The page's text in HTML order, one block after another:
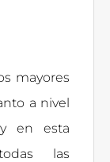
mayores
a nivel
y en esta
las